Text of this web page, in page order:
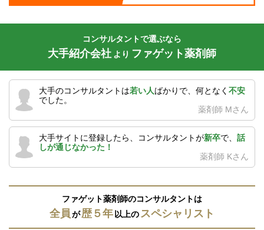
コンサルタントで選ぶなら
大手紹介会社 より ファゲット薬剤師
大手のコンサルタントは若い人ばかりで、何となく 不安
でした。
薬剤師 Mさん
大手サイトに登録したら、コンサルタントが新卒で、 話
しが通じなかった！
薬剤師 Kさん
ファゲット薬剤師のコンサルタントは
全員が歴５年以上のスペシャリスト